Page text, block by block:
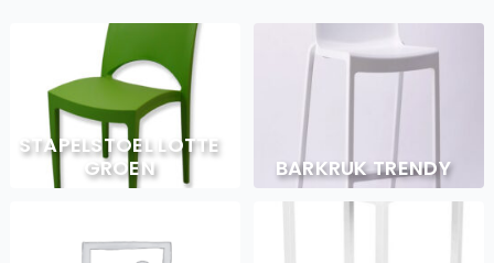
STAPELSTOEL LOTTE
GROEN
BARKRUK TRENDY